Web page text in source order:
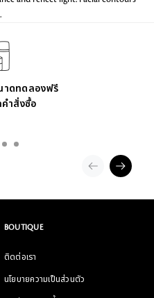
ดทดลองฟรี
ำสั่งซื้อ
BOUTIQUE
ติดต่อเรา
นโยบายความเป็นส่วนตัว